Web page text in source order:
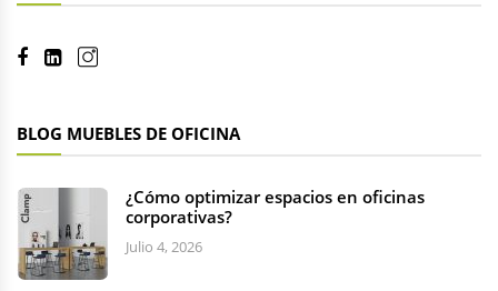
BLOG MUEBLES DE OFICINA
¿Cómo optimizar espacios en oficinas
corporativas?
Julio 4, 2026